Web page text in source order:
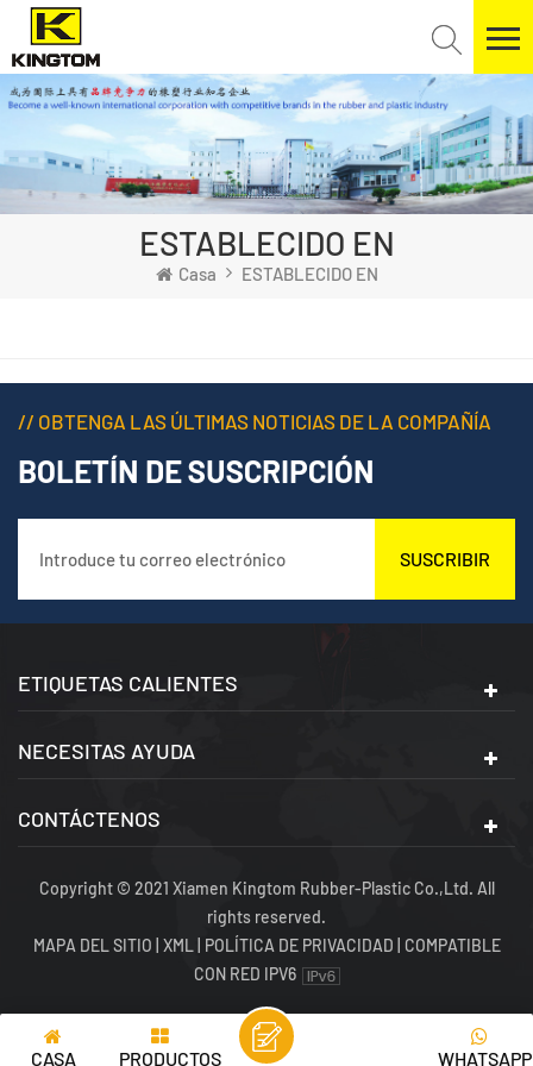
ESTABLECIDO EN
Casa ESTABLECIDO EN
// OBTENGA LAS ÚLTIMAS NOTICIAS DE LA COMPAÑÍA
BOLETÍN DE SUSCRIPCIÓN
SUSCRIBIR
ETIQUETAS CALIENTES
NECESITAS AYUDA
CONTÁCTENOS
Copyright © 2021 Xiamen Kingtom Rubber-Plastic Co.,Ltd. All
rights reserved.
MAPA DEL SITIO XML POLÍTICA DE PRIVACIDAD
COMPATIBLE
CON RED IPV6
CASA PRODUCTOS WHATSAPP